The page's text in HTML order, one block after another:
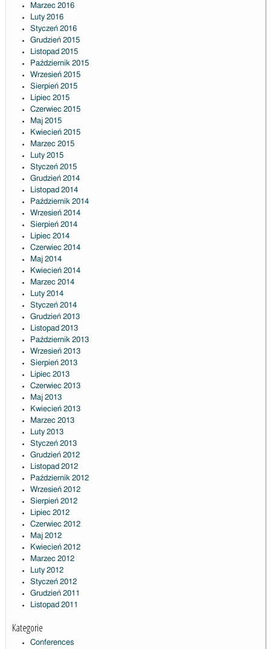
Marzec 2016
Luty 2016
Styczeń 2016
Grudzień 2015
Listopad 2015
Październik 2015
Wrzesień 2015
Sierpień 2015
Lipiec 2015
Czerwiec 2015
Maj 2015
Kwiecień 2015
Marzec 2015
Luty 2015
Styczeń 2015
Grudzień 2014
Listopad 2014
Październik 2014
Wrzesień 2014
Sierpień 2014
Lipiec 2014
Czerwiec 2014
Maj 2014
Kwiecień 2014
Marzec 2014
Luty 2014
Styczeń 2014
Grudzień 2013
Listopad 2013
Październik 2013
Wrzesień 2013
Sierpień 2013
Lipiec 2013
Czerwiec 2013
Maj 2013
Kwiecień 2013
Marzec 2013
Luty 2013
Styczeń 2013
Grudzień 2012
Listopad 2012
Październik 2012
Wrzesień 2012
Sierpień 2012
Lipiec 2012
Czerwiec 2012
Maj 2012
Kwiecień 2012
Marzec 2012
Luty 2012
Styczeń 2012
Grudzień 2011
Listopad 2011
Kategorie
Conferences